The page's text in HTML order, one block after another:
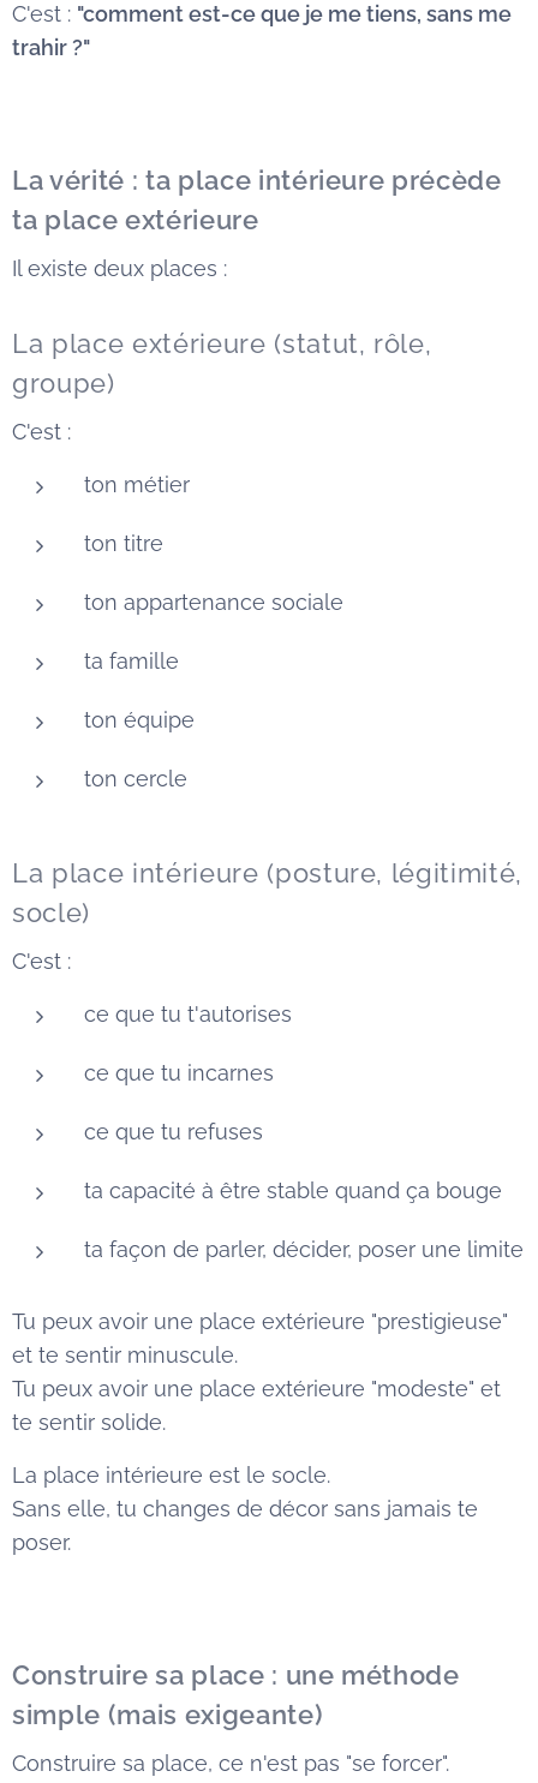
C'est : "comment est-ce que je me tiens, sans me
trahir ?"
La vérité : ta place intérieure précède
ta place extérieure
Il existe deux places :
La place extérieure (statut, rôle,
groupe)
C'est :
ton métier
ton titre
ton appartenance sociale
ta famille
ton équipe
ton cercle
La place intérieure (posture, légitimité,
socle)
C'est :
ce que tu t'autorises
ce que tu incarnes
ce que tu refuses
ta capacité à être stable quand ça bouge
ta façon de parler, décider, poser une limite
Tu peux avoir une place extérieure "prestigieuse"
et te sentir minuscule.
Tu peux avoir une place extérieure "modeste" et
te sentir solide.
La place intérieure est le socle.
Sans elle, tu changes de décor sans jamais te
poser.
Construire sa place : une méthode
simple (mais exigeante)
Construire sa place, ce n'est pas "se forcer".